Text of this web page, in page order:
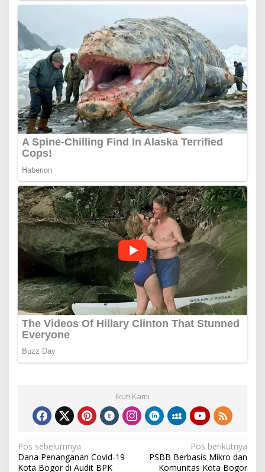
Ikuti Kami
Navigasi
pos
Pos sebelumnya
Dana Penanganan Covid-19
Kota Bogor di Audit BPK
Pos berikutnya
PSBB Berbasis Mikro dan
Komunitas Kota Bogor